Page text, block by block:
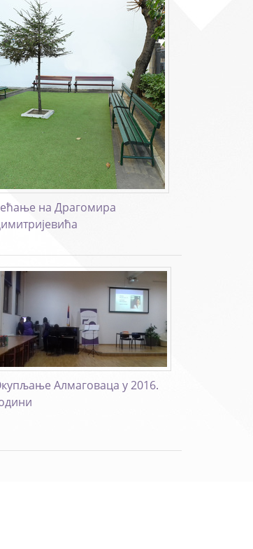
на Драгомира
Алмаговаца у 2016.